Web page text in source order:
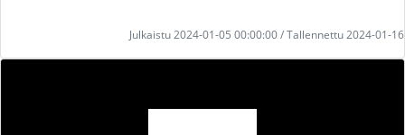
Julkaistu 2024-01-05 00:00:00 / Tallennettu 2024-01-16